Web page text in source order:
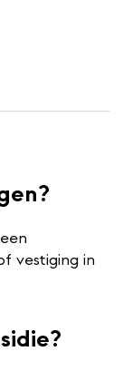
vestiging in